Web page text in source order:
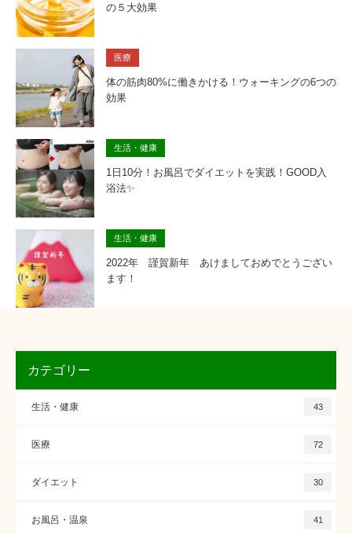
の５大効果
医療
体の筋肉80%に働きかける！ウォーキングの6つの
効果
生活・健康
1日10分！お風呂でダイエットを実践！GOOD入
浴法✨
生活・健康
2022年 謹賀新年 あけましておめでとうござい
ます！
カテゴリー
生活・健康 43
医療 72
ダイエット 30
お風呂・温泉 41